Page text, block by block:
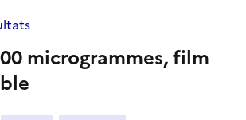
microgrammes, film